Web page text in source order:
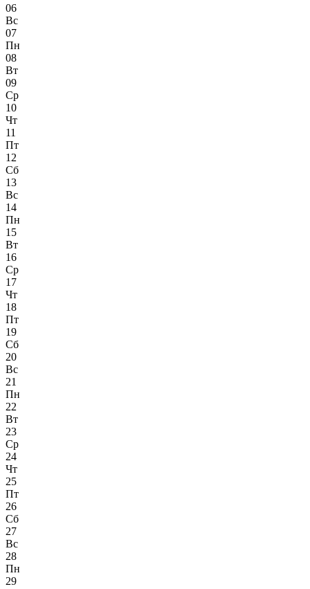
06
Вс
07
Пн
08
Вт
09
Ср
10
Чт
11
Пт
12
Сб
13
Вс
14
Пн
15
Вт
16
Ср
17
Чт
18
Пт
19
Сб
20
Вс
21
Пн
22
Вт
23
Ср
24
Чт
25
Пт
26
Сб
27
Вс
28
Пн
29